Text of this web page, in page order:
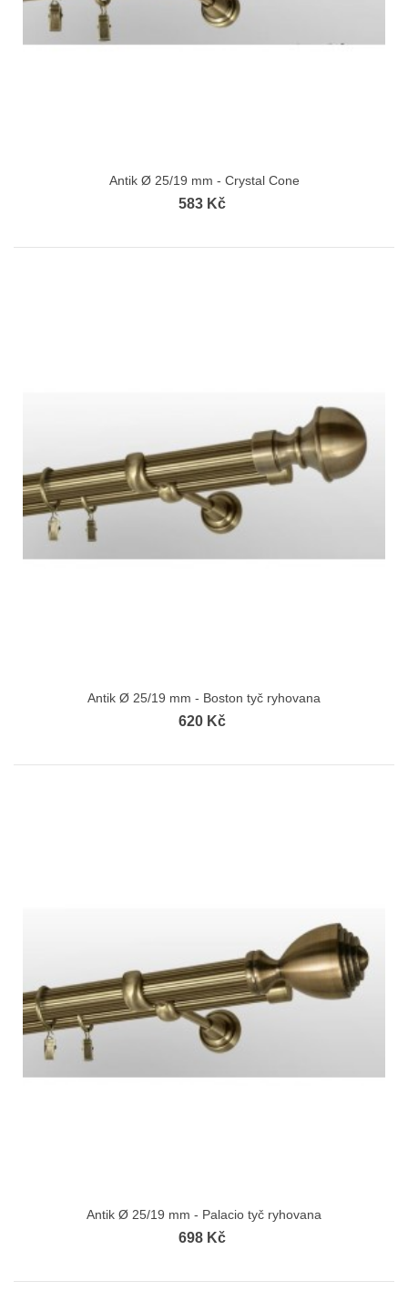
Antik Ø 25/19 mm - Crystal Cone
583 Kč
Antik Ø 25/19 mm - Boston tyč ryhovana
620 Kč
Antik Ø 25/19 mm - Palacio tyč ryhovana
698 Kč